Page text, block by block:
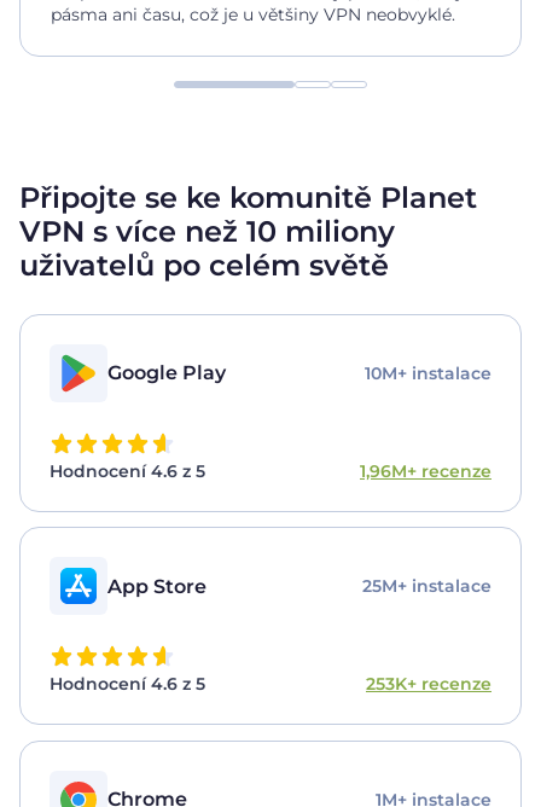
pásma ani času, což je u většiny VPN neobvyklé.
Připojte se ke komunitě Planet
VPN s více než 10 miliony
uživatelů po celém světě
Google Play 10M+ instalace
Hodnocení 4.6 z 5 1,96M+ recenze
App Store 25M+ instalace
Hodnocení 4.6 z 5 253K+ recenze
Chrome 1M+ instalace